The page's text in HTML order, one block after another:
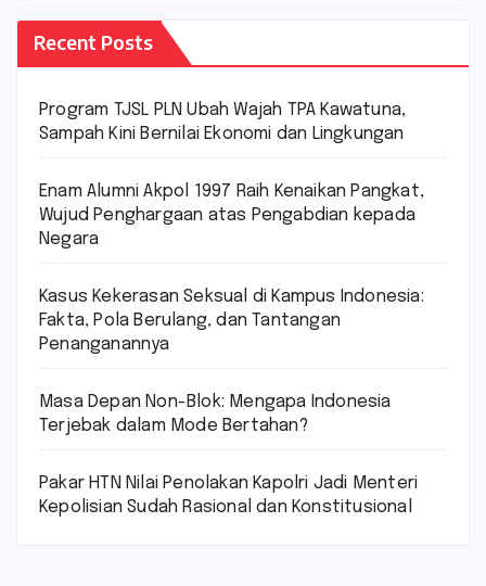
Recent Posts
Program TJSL PLN Ubah Wajah TPA Kawatuna,
Sampah Kini Bernilai Ekonomi dan Lingkungan
Enam Alumni Akpol 1997 Raih Kenaikan Pangkat,
Wujud Penghargaan atas Pengabdian kepada
Negara
Kasus Kekerasan Seksual di Kampus Indonesia:
Fakta, Pola Berulang, dan Tantangan
Penanganannya
Masa Depan Non-Blok: Mengapa Indonesia
Terjebak dalam Mode Bertahan?
Pakar HTN Nilai Penolakan Kapolri Jadi Menteri
Kepolisian Sudah Rasional dan Konstitusional